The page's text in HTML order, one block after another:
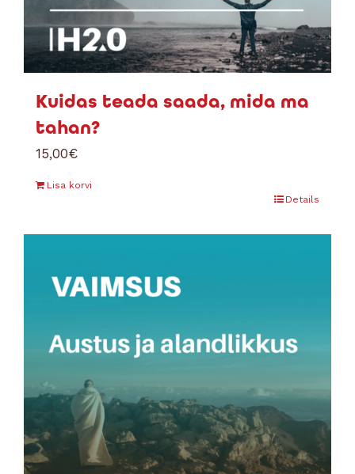
Kuidas teada saada, mida ma
tahan?
15,00€
Lisa korvi
Details